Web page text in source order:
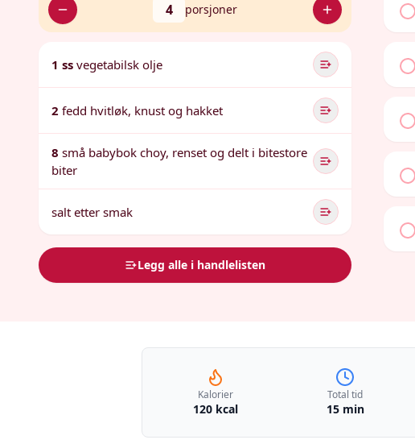
4 porsjoner
1 ss vegetabilsk olje
2 fedd hvitløk, knust og hakket
8 små babybok choy, renset og delt i bitestore
biter
salt etter smak
Legg alle i handlelisten
Kalorier
120 kcal
Total tid
15 min